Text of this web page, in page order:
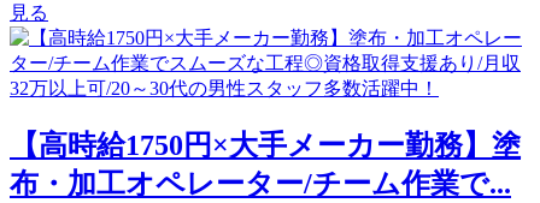
見る
【高時給1750円×大手メーカー勤務】塗
布・加工オペレーター/チーム作業で...